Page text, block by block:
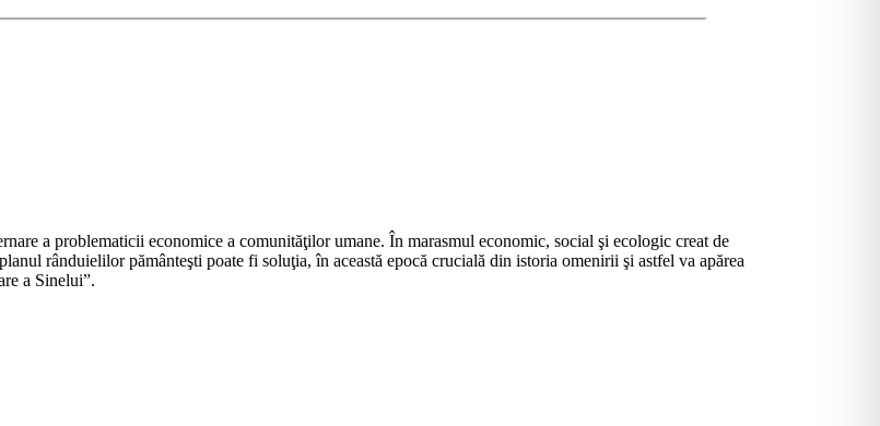
a problematicii economice a comunităţilor umane. În marasmul economic, social şi ecologic creat de
rânduielilor pământeşti poate fi soluţia, în această epocă crucială din istoria omenirii şi astfel va apărea
a Sinelui”.